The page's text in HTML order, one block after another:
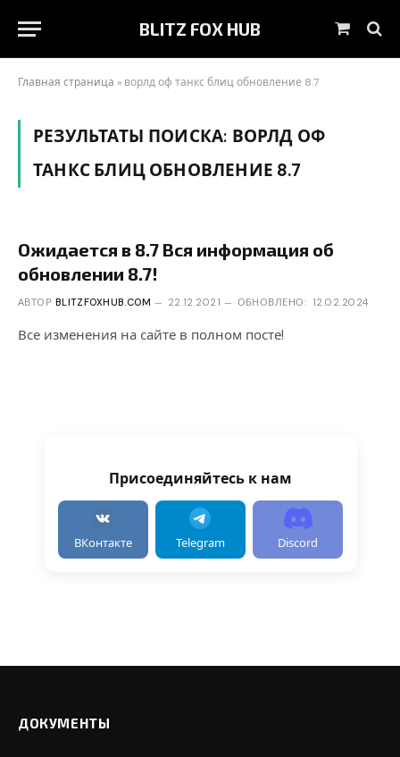
BLITZ FOX HUB Корзина
Главная страница » ворлд оф танкс блиц обновление 8.7
РЕЗУЛЬТАТЫ ПОИСКА: ВОРЛД ОФ
ТАНКС БЛИЦ ОБНОВЛЕНИЕ 8.7
Ожидается в 8.7 Вся информация об
обновлении 8.7!
АВТОР BLITZFOXHUB.COM 22.12.2021 ОБНОВЛЕНО: 12.02.2024
Все изменения на сайте в полном посте!
Присоединяйтесь к нам
ВКонтакте Telegram Discord
ДОКУМЕНТЫ